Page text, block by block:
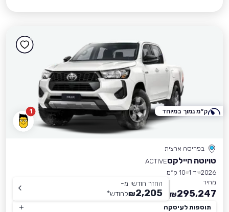
1
בפריסה ארצית
טויוטה היילקסACTIVE
2026 יד 1
10 ק״מ
מחיר
295,247
₪
החזר חודשי מ-
2,205
₪לחודש*
תוספות לעיסקה
ק״מ נמוך במיוחד